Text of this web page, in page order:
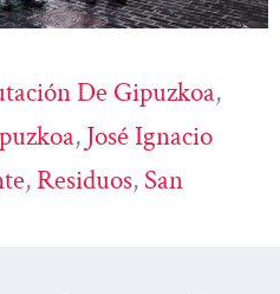
De Gipuzkoa
, José Ignacio
, Residuos, San